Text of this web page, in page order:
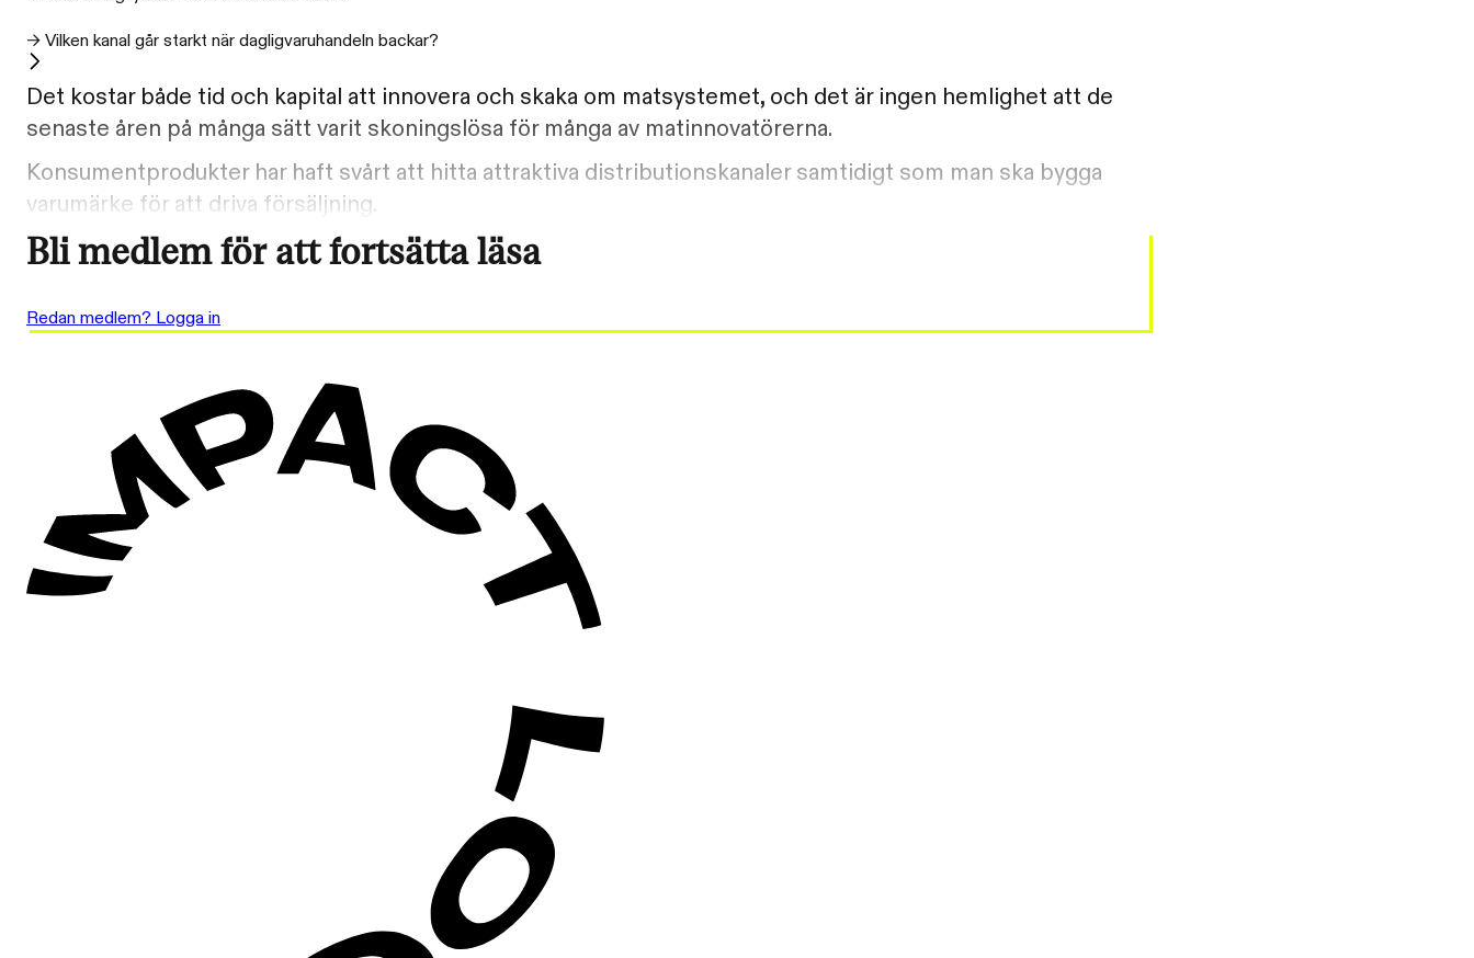
→ Vilken kanal går starkt när dagligvaruhandeln backar?
Det kostar både tid och kapital att innovera och skaka om matsystemet, och det är ingen hemlighet att de
senaste åren på många sätt varit skoningslösa för många av matinnovatörerna.
Konsumentprodukter har haft svårt att hitta attraktiva distributionskanaler samtidigt som man ska bygga
varumärke för att driva försäljning.
Bli medlem för att fortsätta läsa
Redan medlem? Logga in